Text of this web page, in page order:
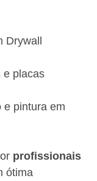
Drywall
e placas
e pintura em
profissionais
ótima